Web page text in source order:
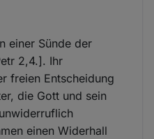
einer Sünde der
2,4.]. Ihr
freien Entscheidung
die Gott und sein
einen Widerhall